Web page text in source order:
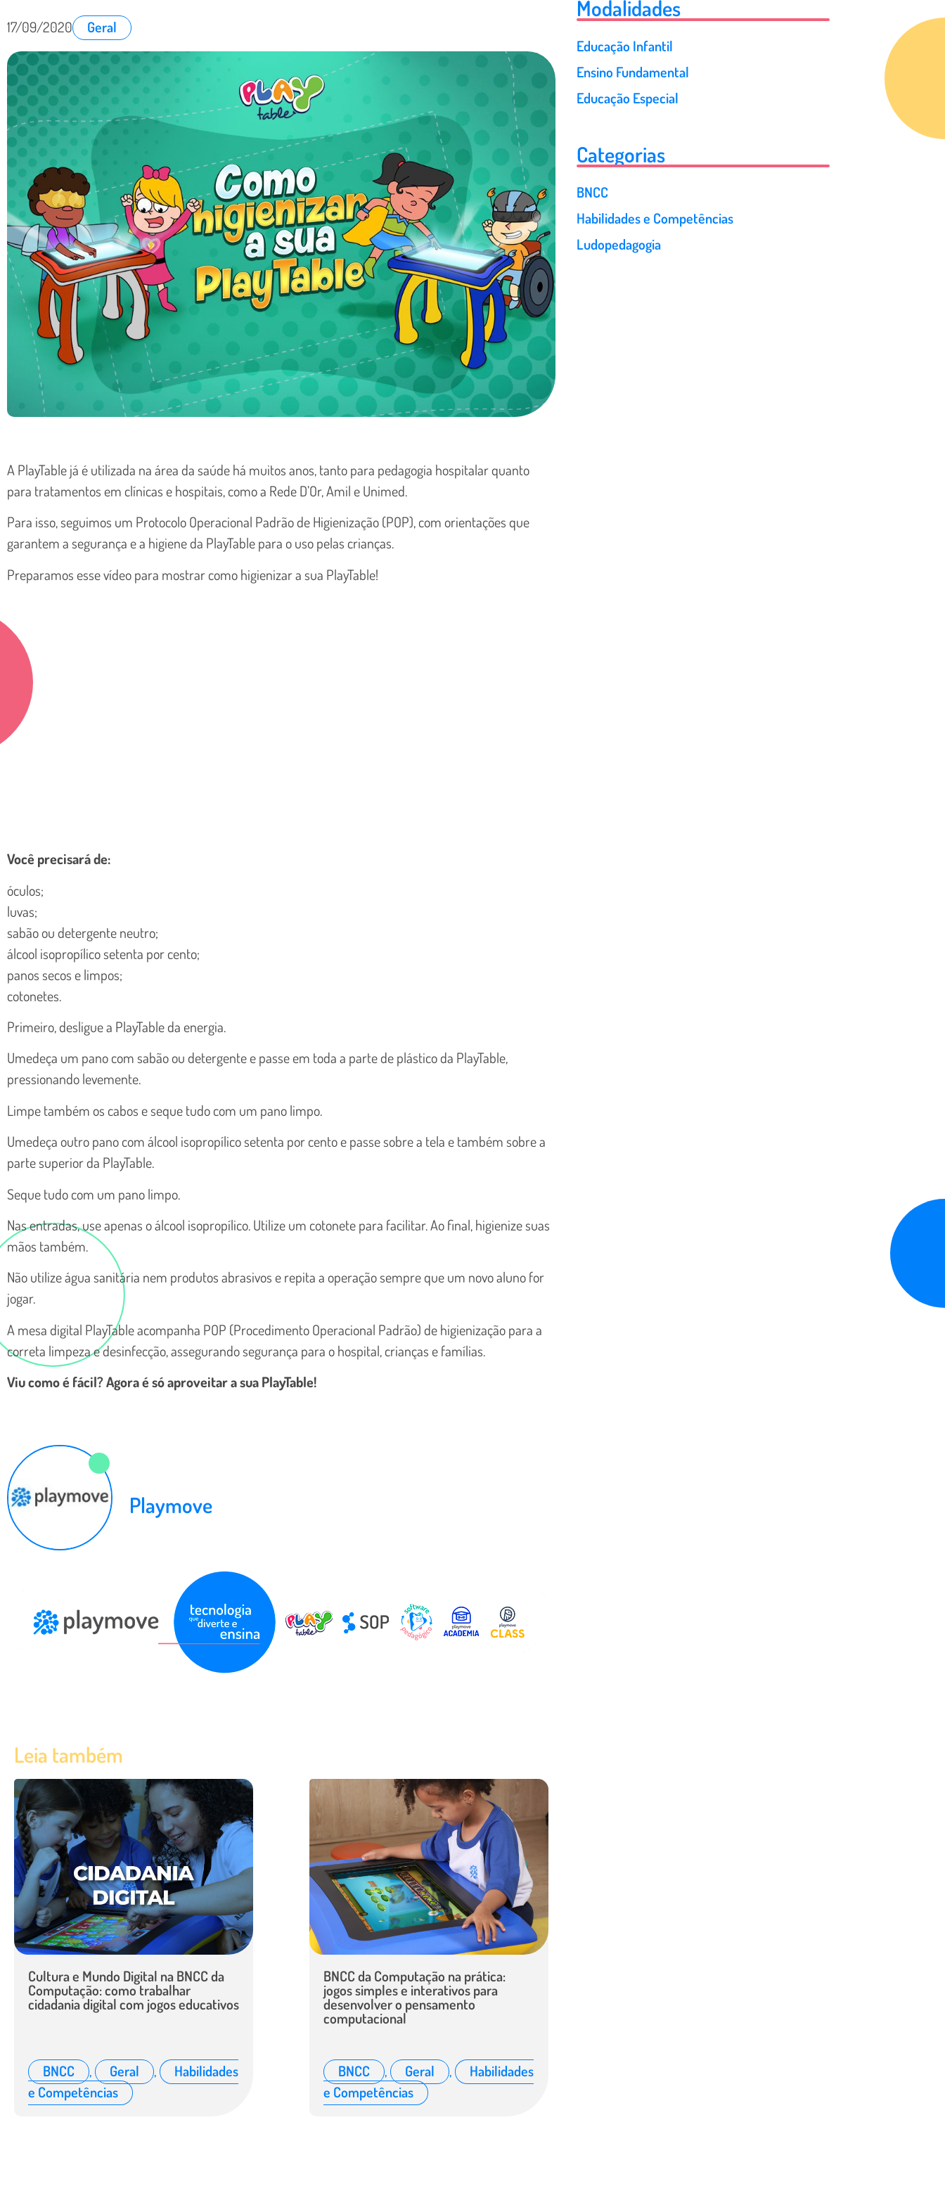
17/09/2020 Geral
A PlayTable já é utilizada na área da saúde há muitos anos, tanto para pedagogia hospitalar quanto
para tratamentos em clínicas e hospitais, como a Rede D’Or, Amil e Unimed.
Para isso, seguimos um Protocolo Operacional Padrão de Higienização (POP), com orientações que
garantem a segurança e a higiene da PlayTable para o uso pelas crianças.
Preparamos esse vídeo para mostrar como higienizar a sua PlayTable!
Você precisará de:
óculos;
luvas;
sabão ou detergente neutro;
álcool isopropílico setenta por cento;
panos secos e limpos;
cotonetes.
Primeiro, desligue a PlayTable da energia.
Umedeça um pano com sabão ou detergente e passe em toda a parte de plástico da PlayTable,
pressionando levemente.
Limpe também os cabos e seque tudo com um pano limpo.
Umedeça outro pano com álcool isopropílico setenta por cento e passe sobre a tela e também sobre a
parte superior da PlayTable.
Seque tudo com um pano limpo.
Nas entradas, use apenas o álcool isopropílico. Utilize um cotonete para facilitar. Ao final, higienize suas
mãos também.
Não utilize água sanitária nem produtos abrasivos e repita a operação sempre que um novo aluno for
jogar.
A mesa digital PlayTable acompanha POP (Procedimento Operacional Padrão) de higienização para a
correta limpeza e desinfecção, assegurando segurança para o hospital, crianças e famílias.
Viu como é fácil? Agora é só aproveitar a sua PlayTable!
Playmove
Leia também
Cultura e Mundo Digital na BNCC da
Computação: como trabalhar
cidadania digital com jogos educativos
BNCC , Geral ,
Habilidades
e Competências
BNCC da Computação na prática:
jogos simples e interativos para
desenvolver o pensamento
computacional
BNCC , Geral ,
Habilidades
e Competências
Modalidades
Educação Infantil
Ensino Fundamental
Educação Especial
Categorias
BNCC
Habilidades e Competências
Ludopedagogia